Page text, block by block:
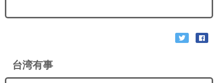
台湾有事